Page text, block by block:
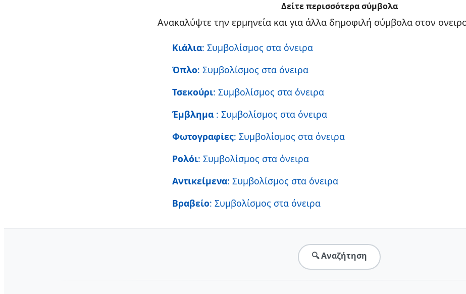
Δείτε περισσότερα σύμβολα
Ανακαλύψτε την ερμηνεία και για άλλα δημοφιλή σύμβολα στον
Κιάλια: Συμβολίσμος στα όνειρα
Όπλο: Συμβολίσμος στα όνειρα
Τσεκούρι: Συμβολίσμος στα όνειρα
Έμβλημα : Συμβολίσμος στα όνειρα
Φωτογραφίες: Συμβολίσμος στα όνειρα
Ρολόι: Συμβολίσμος στα όνειρα
Αντικείμενα: Συμβολίσμος στα όνειρα
Βραβείο: Συμβολίσμος στα όνειρα
🔍 Αναζήτηση